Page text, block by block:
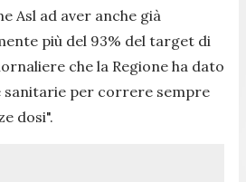
Asl ad aver anche già
più del 93% del target di
che la Regione ha dato
sanitarie per correre sempre
dosi".